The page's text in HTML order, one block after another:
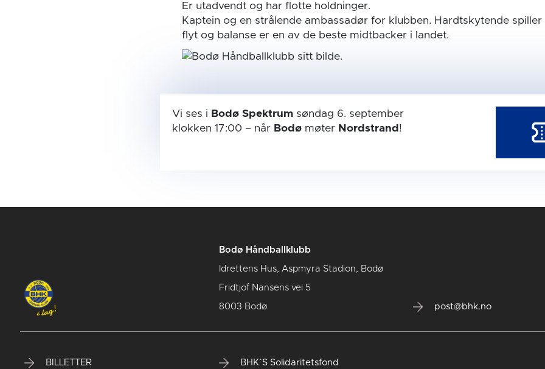
Er utadvendt og har flotte holdninger.
Kaptein og en strålende ambassadør for klubben. Hardtskytende
flyt og balanse er en av de beste midtbacker i landet.
Vi ses i Bodø Spektrumsøndag 6. september
klokken 17:00 – når Bodømøter Nordstrand !
Bodø Håndballklubb
Idrettens Hus, Aspmyra Stadion, Bodø
Fridtjof Nansens vei 5
8003 Bodø post@bhk.no
BILLETTER BHK`S Solidaritetsfond